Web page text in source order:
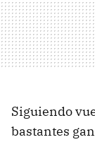
Siguiendo
bastantes